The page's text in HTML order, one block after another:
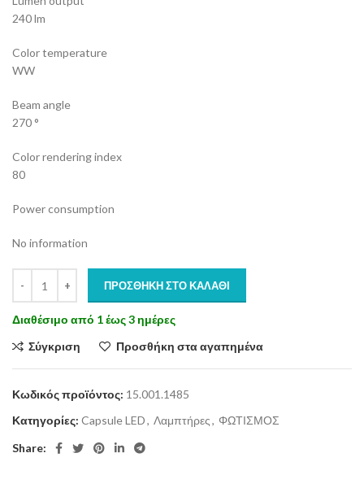
240 lm
Color temperature
WW
Beam angle
270 °
Color rendering index
80
Power consumption
No information
ΠΡΟΣΘΉΚΗ ΣΤΟ ΚΑΛΆΘΙ
Διαθέσιμο από 1 έως 3 ημέρες
Σύγκριση
Προσθήκη στα αγαπημένα
Κωδικός προϊόντος: 15.001.1485
Κατηγορίες: Capsule LED, Λαμπτήρες, ΦΩΤΙΣΜΟΣ
Share: